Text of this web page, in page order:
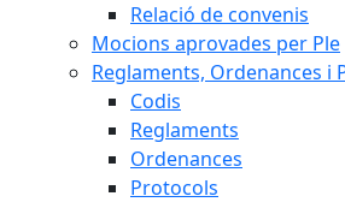
Relació de convenis
Mocions aprovades per Ple
Reglaments, Ordenances i
Codis
Reglaments
Ordenances
Protocols